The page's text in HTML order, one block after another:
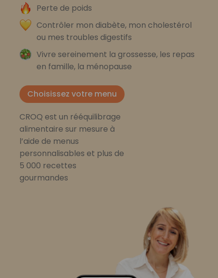
Perte de poids
Contrôler mon diabète, mon cholestérol
ou mes troubles digestifs
Vivre sereinement la grossesse, les repas
en famille, la ménopause
Choisissez votre menu
CROQ est un rééquilibrage
alimentaire sur mesure à
l’aide de menus
personnalisables et plus de
5 000 recettes
gourmandes